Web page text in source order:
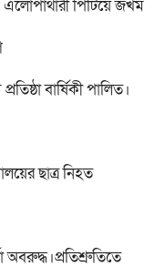
পিটিয়ে জখম
বার্ষিকী পালিত।
ছাত্র নিহত
অবরুদ্ধ।প্রতিশ্রুতিতে